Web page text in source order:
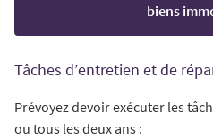
biens
Tâches d’entretien et de
Prévoyez devoir exécuter les
ou tous les deux ans :